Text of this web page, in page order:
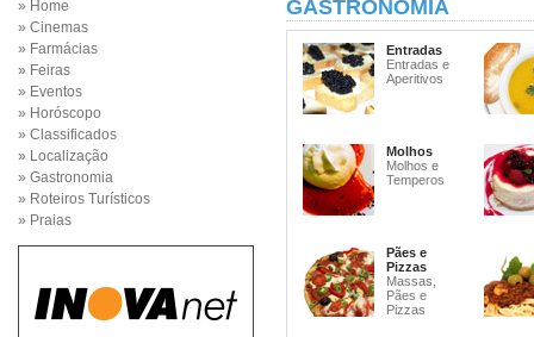
» Home
» Cinemas
» Farmácias
» Feiras
» Eventos
» Horóscopo
» Classificados
» Localização
» Gastronomia
» Roteiros Turísticos
» Praias
GASTRONOMIA
Entradas
Entradas e
Aperitivos
Molhos
Molhos e
Temperos
Pães e
Pizzas
Massas,
Pães e
Pizzas